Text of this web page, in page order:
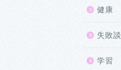
健康
失敗談
学習